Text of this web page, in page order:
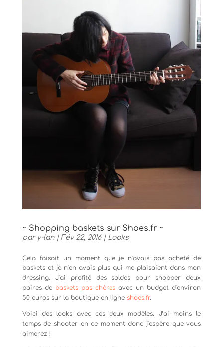
~ Shopping baskets sur Shoes.fr ~
par y-lan| Fév 22, 2016| Looks
Cela faisait un moment que je n’avais pas acheté de
baskets et je n’en avais plus qui me plaisaient dans mon
dressing. J’ai profité des soldes pour shopper deux
paires de baskets pas chères avec un budget d’environ
50 euros sur la boutique en ligne shoes.fr.
Voici des looks avec ces deux modèles. J’ai moins le
temps de shooter en ce moment donc j’espère que vous
aimerez !